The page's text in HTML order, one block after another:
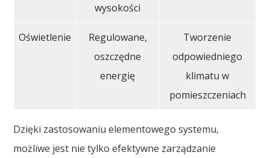
wysokości
Oświetlenie
Regulowane,
oszczędne
energię
Tworzenie
odpowiedniego
klimatu w
pomieszczeniach
Dzięki zastosowaniu elementowego systemu,
możliwe jest nie tylko efektywne zarządzanie